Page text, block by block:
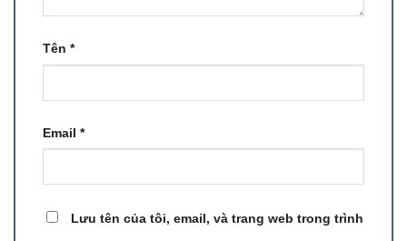
Tên *
Email *
Lưu tên của tôi, email, và trang web trong trình